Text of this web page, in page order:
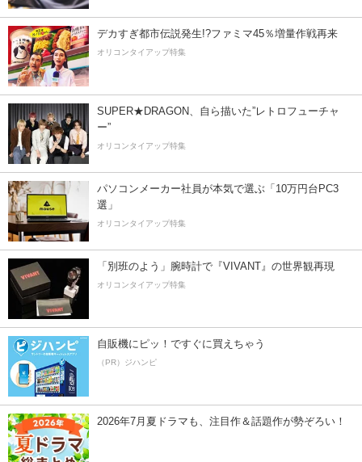
デカすぎ都市伝説発生!?ファミマ45％増量作戦再来
オリコンタイアップ特集
SUPER★DRAGON、自ら描いた”レトロフューチャ
ー”
オリコンタイアップ特集
パソコンメーカー社員が本気で選ぶ「10万円台PC3
選」
オリコンタイアップ特集
「別班のよう」腕時計で『VIVANT』の世界観再現
オリコンタイアップ特集
自販機にピッ！ですぐに買えちゃう
（PR）ジハンピ
2026年7月夏ドラマも、注目作＆話題作が勢ぞろい！